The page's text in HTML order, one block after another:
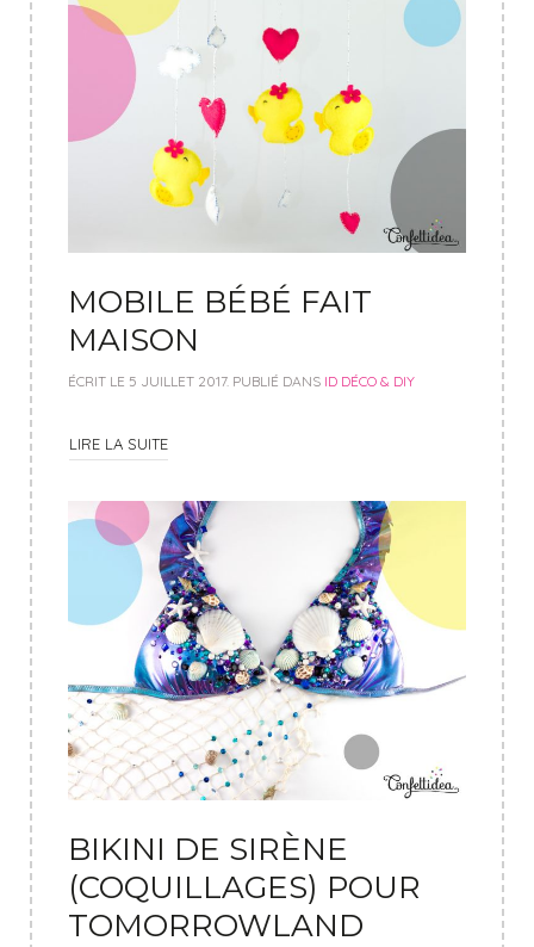
MOBILE BÉBÉ FAIT
MAISON
ÉCRIT LE 5 JUILLET 2017. PUBLIÉ DANS ID DÉCO & DIY
LIRE LA SUITE
BIKINI DE SIRÈNE
(COQUILLAGES) POUR
TOMORROWLAND